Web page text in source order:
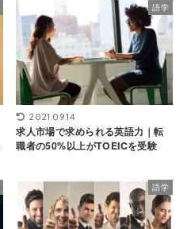
語学
2021.09.14
求人市場で求められる英語力｜転
職者の50%以上がTOEICを受験
語学